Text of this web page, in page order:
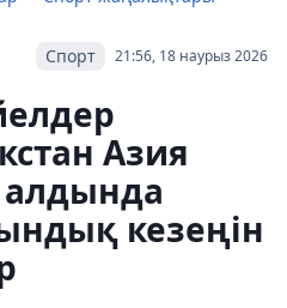
21:56, 18 наурыз 2026
Спорт
Азия
кезеңін